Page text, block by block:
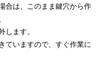
合は、このまま鍵穴から作
します。
ていますので、すぐ作業に